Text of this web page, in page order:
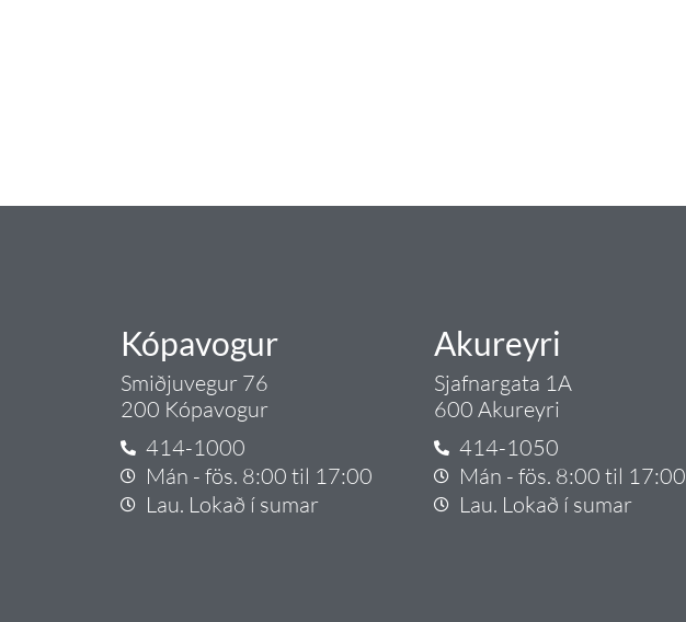
Kópavogur
Smiðjuvegur 76
200 Kópavogur
414-1000
Mán - fös. 8:00 til 17:00
Lau. Lokað í sumar
Akureyri
Sjafnargata 1A
600 Akureyri
414-1050
Mán - fös. 8:00 til 17:00
Lau. Lokað í sumar